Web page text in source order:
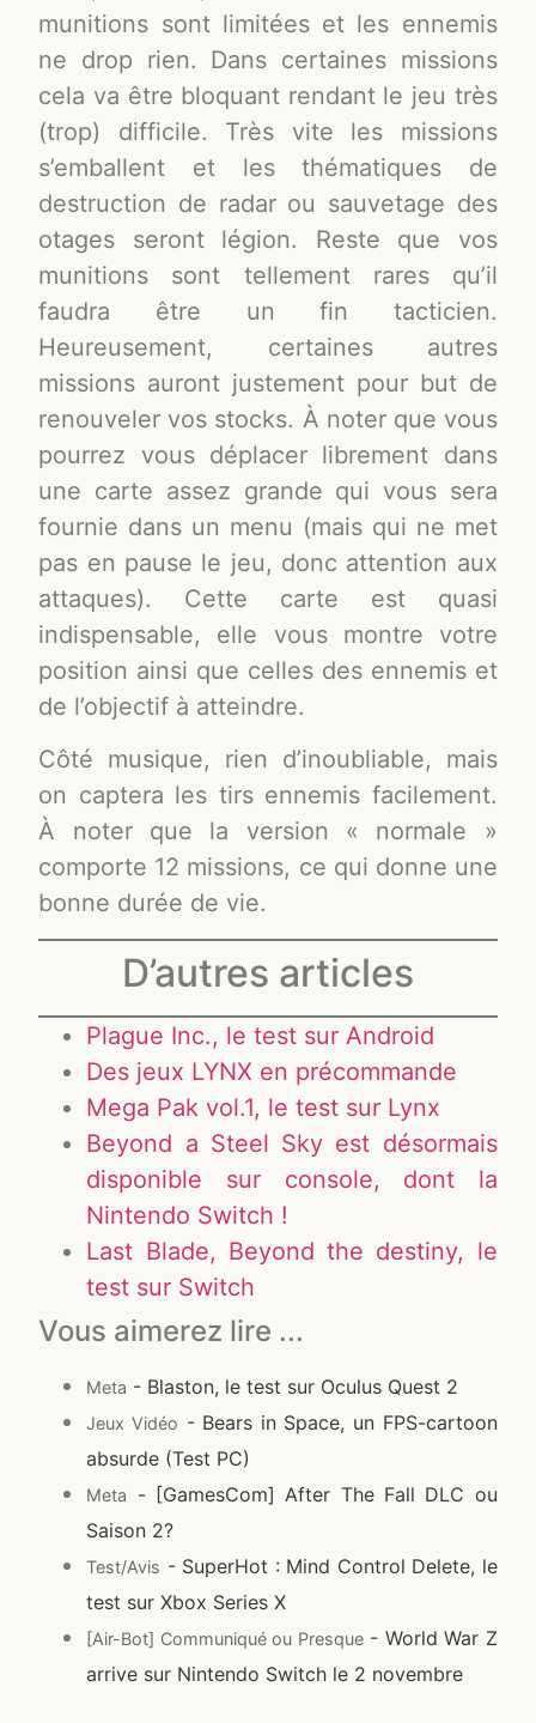
munitions sont limitées et les ennemis
ne drop rien. Dans certaines missions
cela va être bloquant rendant le jeu très
(trop) difficile. Très vite les missions
s’emballent et les thématiques de
destruction de radar ou sauvetage des
otages seront légion. Reste que vos
munitions sont tellement rares qu’il
faudra être un fin tacticien.
Heureusement, certaines autres
missions auront justement pour but de
renouveler vos stocks. À noter que vous
pourrez vous déplacer librement dans
une carte assez grande qui vous sera
fournie dans un menu (mais qui ne met
pas en pause le jeu, donc attention aux
attaques). Cette carte est quasi
indispensable, elle vous montre votre
position ainsi que celles des ennemis et
de l’objectif à atteindre.
Côté musique, rien d’inoubliable, mais
on captera les tirs ennemis facilement.
À noter que la version « normale »
comporte 12 missions, ce qui donne une
bonne durée de vie.
D’autres articles
Plague Inc., le test sur Android
Des jeux LYNX en précommande
Mega Pak vol.1, le test sur Lynx
Beyond a Steel Sky est désormais
disponible sur console, dont la
Nintendo Switch !
Last Blade, Beyond the destiny, le
test sur Switch
Vous aimerez lire ...
Meta - Blaston, le test sur Oculus Quest 2
Jeux Vidéo - Bears in Space, un FPS-cartoon
absurde (Test PC)
Meta
- [GamesCom] After The Fall DLC ou
Saison 2?
Test/Avis - SuperHot : Mind Control Delete, le
test sur Xbox Series X
[Air-Bot] Communiqué ou Presque- World War Z
arrive sur Nintendo Switch le 2 novembre